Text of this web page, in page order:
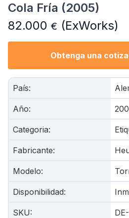
Cola Fría (2005)
82.000 € (ExWorks)
Obtenga una
País:
Año:
Categoria:
Fabricante:
Modelo:
Disponibilidad:
SKU: